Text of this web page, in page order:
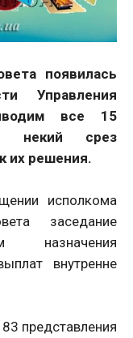
появилась
Управления
все 15
некий срез
их решения.
исполкома
заседание
внутренне
представления